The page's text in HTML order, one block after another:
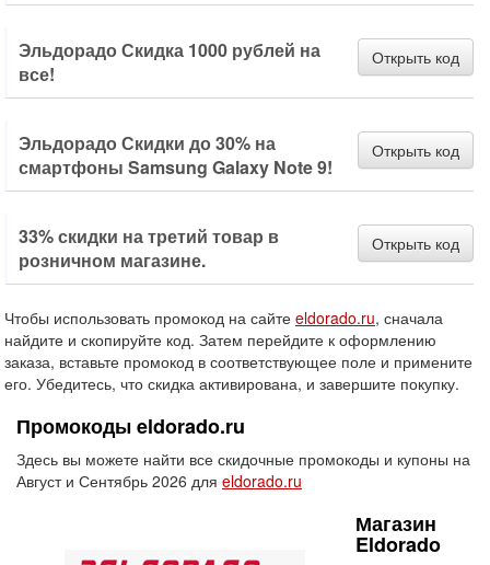
Эльдорадо Скидка 1000 рублей на
все!
Открыть код
Эльдорадо Скидки до 30% на
смартфоны Samsung Galaxy Note 9!
Открыть код
33% скидки на третий товар в
розничном магазине.
Открыть код
Чтобы использовать промокод на сайте eldorado.ru, сначала
найдите и скопируйте код. Затем перейдите к оформлению
заказа, вставьте промокод в соответствующее поле и примените
его. Убедитесь, что скидка активирована, и завершите покупку.
Промокоды eldorado.ru
Здесь вы можете найти все скидочные промокоды и купоны на
Август и Сентябрь 2026 для eldorado.ru
Магазин
Eldorado